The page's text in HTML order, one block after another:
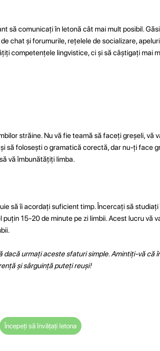
să comunicați în letonă cât mai mult posibil.
chat și forumurile, rețelele de socializare,
competențele lingvistice, ci și să câștigați mai
străine. Nu vă fie teamă să faceți greșeli, vă
să folosești o gramatică corectă, dar nu-ți face
vă îmbunătățiți limba.
să îi acordați suficient timp. Încercați să studiați
15-20 de minute pe zi limbii. Acest lucru vă
urmați aceste sfaturi simple. Amintiți-vă că
și sârguință puteți reuși!
Începeți să învățați letona